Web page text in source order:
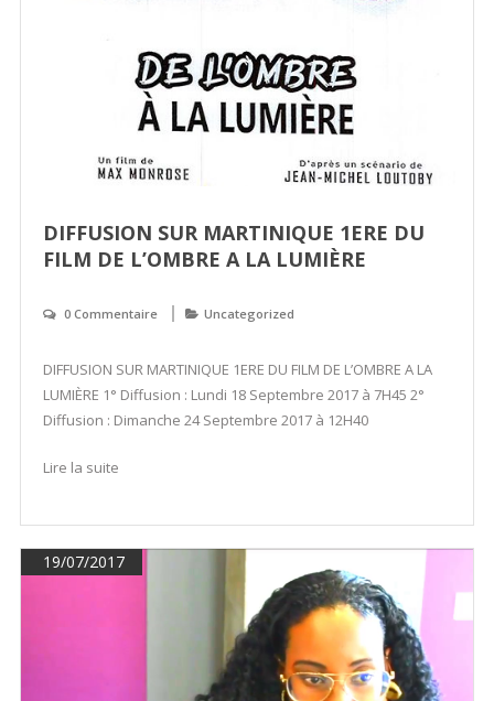
DIFFUSION SUR MARTINIQUE 1ERE DU
FILM DE L’OMBRE A LA LUMIÈRE
0 Commentaire Uncategorized
DIFFUSION SUR MARTINIQUE 1ERE DU FILM DE L’OMBRE A LA
LUMIÈRE 1° Diffusion : Lundi 18 Septembre 2017 à 7H45 2°
Diffusion : Dimanche 24 Septembre 2017 à 12H40
Lire la suite
19/07/2017